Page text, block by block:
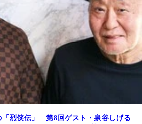
「烈侠伝」 第8回ゲスト・泉谷しげる